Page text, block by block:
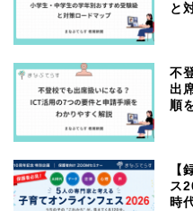
と
不
出
順
【
ス
時